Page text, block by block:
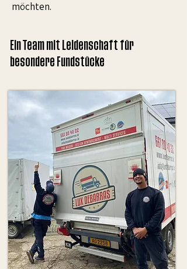
möchten.
Ein Team mit Leidenschaft für
besondere Fundstücke